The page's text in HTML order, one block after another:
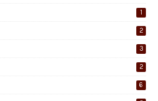
1
2
3
2
6